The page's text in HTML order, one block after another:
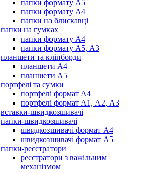
папки формату А5
папки формату А4
папки на блискавці
папки на гумках
папки формату А4
папки формату А5, А3
планшети та кліпборди
планшети А4
планшети А5
портфелі та сумки
портфелі формат А4
портфелі формат А1, А2, А3
вставки-швидкозшивачі
папки-швидкозшивачі
швидкозшивачі формат А4
швидкозшивачі формат А5
папки-реєстратори
реєстратори з важільним
механізмом